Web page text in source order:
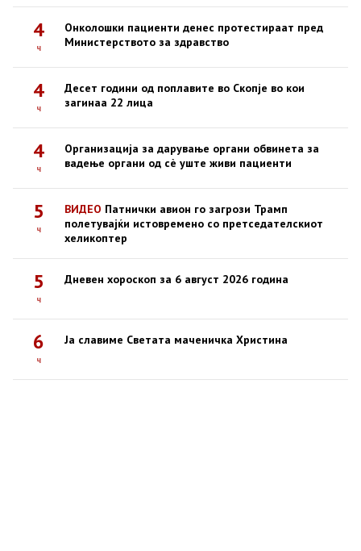
4
ч
Онколошки пациенти денес протестираат пред
Министерството за здравство
4
ч
Десет години од поплавите во Скопје во кои
загинаа 22 лица
4
ч
Организација за дарување органи обвинета за
вадење органи од сè уште живи пациенти
5
ч
ВИДЕО Патнички авион го загрози Трамп
полетувајќи истовремено со претседателскиот
хеликоптер
5
ч
Дневен хороскоп за 6 август 2026 година
6
ч
Ја славиме Светата маченичка Христина